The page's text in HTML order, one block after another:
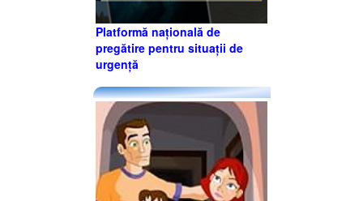
Platformă națională de
pregătire pentru situații de
urgență